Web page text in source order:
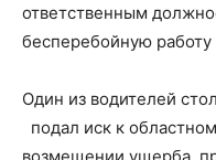
ответственным
бесперебойную работу
Один из водителей
подал иск к